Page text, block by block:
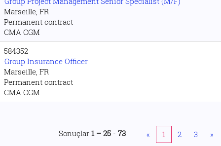
Marseille, FR
Permanent contract
CMA CGM
584352
Group Insurance Officer
Marseille, FR
Permanent contract
CMA CGM
Sonuçlar 1 – 25 - 73 « 1 2 3 »